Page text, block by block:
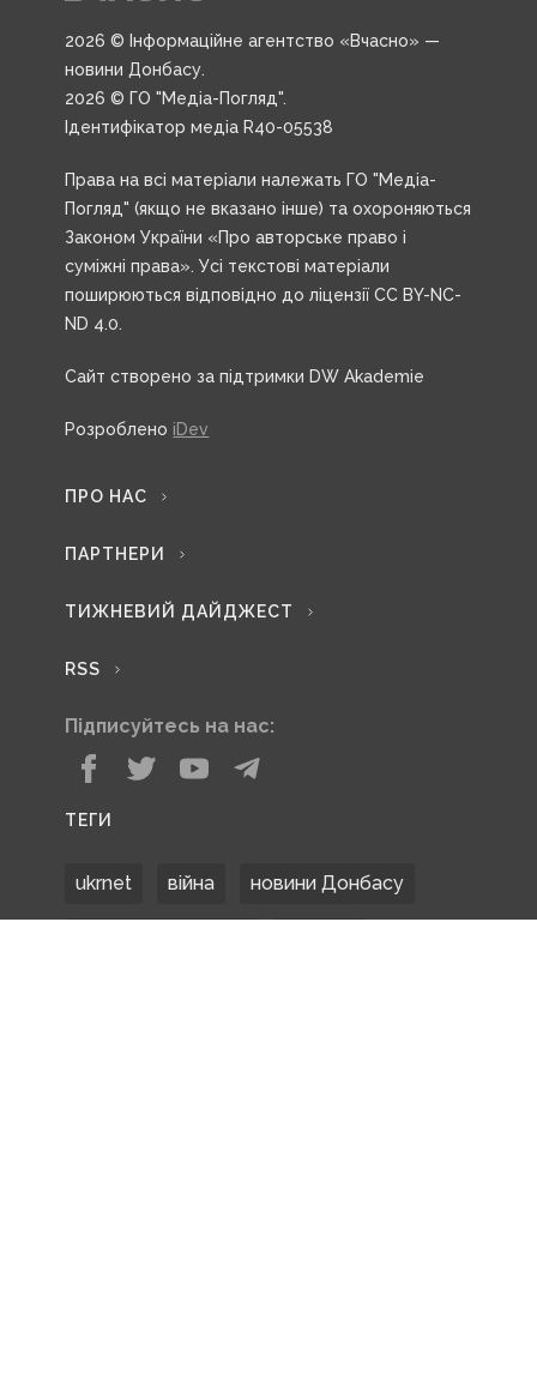
2026 © Інформаційне агентство «Вчасно» —
новини Донбасу.
2026 © ГО "Медіа-Погляд".
Ідентифікатор медіа R40-05538
Права на всі матеріали належать ГО "Медіа-
Погляд" (якщо не вказано інше) та охороняються
Законом України «Про авторське право і
суміжні права». Усі текстові матеріали
поширюються відповідно до ліцензії CC BY-NC-
ND 4.0.
Сайт створено за підтримки DW Akademie
Розроблено iDev
ПРО НАС
ПАРТНЕРИ
ТИЖНЕВИЙ ДАЙДЖЕСТ
RSS
Підписуйтесь на нас:
ТЕГИ
ukrnet війна новини Донбасу